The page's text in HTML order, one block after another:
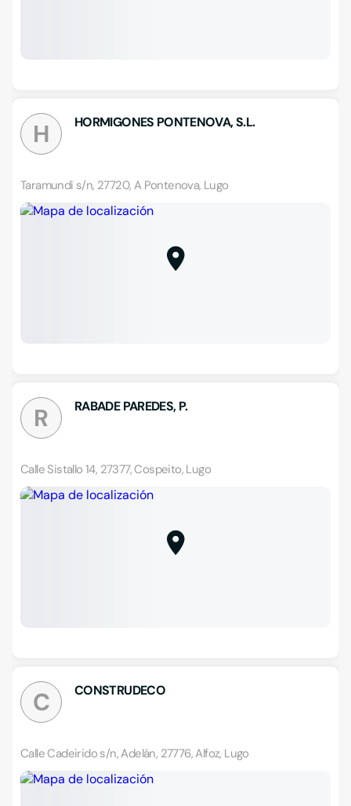
H HORMIGONES PONTENOVA, S.L.
Taramundi s/n, 27720, A Pontenova, Lugo
R RABADE PAREDES, P.
Calle Sistallo 14, 27377, Cospeito, Lugo
C CONSTRUDECO
Calle Cadeirido s/n, Adelán, 27776, Alfoz, Lugo